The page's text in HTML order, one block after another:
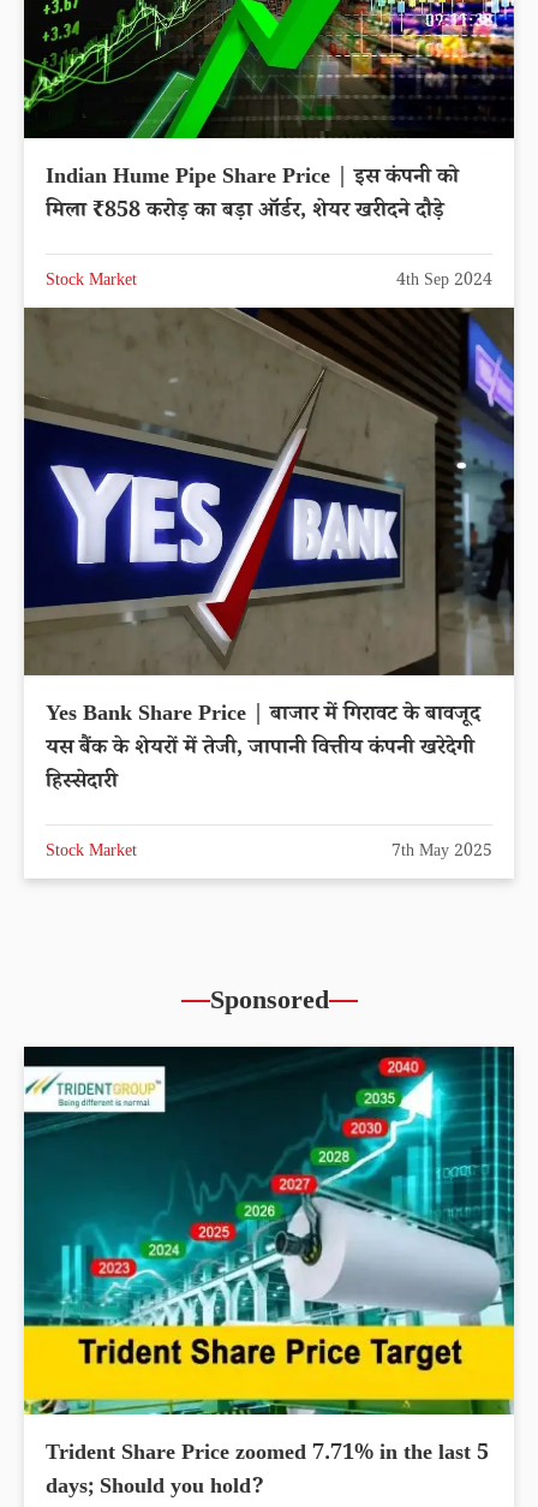
Indian Hume Pipe Share Price | इस कंपनी को
मिला ₹858 करोड़ का बड़ा ऑर्डर, शेयर खरीदने दौड़े
Stock Market 4th Sep 2024
Yes Bank Share Price | बाजार में गिरावट के बावजूद
यस बैंक के शेयरों में तेजी, जापानी वित्तीय कंपनी खरेदेगी
हिस्सेदारी
Stock Market 7th May 2025
Sponsored
Trident Share Price zoomed 7.71% in the last 5
days; Should you hold?